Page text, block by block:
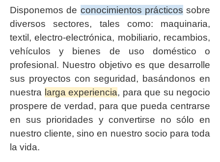
Disponemos de conocimientos prácticos sobre
diversos sectores, tales como: maquinaria,
textil, electro-electrónica, mobiliario, recambios,
vehículos y bienes de uso doméstico o
profesional. Nuestro objetivo es que desarrolle
sus proyectos con seguridad, basándonos en
nuestra larga experiencia, para que su negocio
prospere de verdad, para que pueda centrarse
en sus prioridades y convertirse no sólo en
nuestro cliente, sino en nuestro socio para toda
la vida.